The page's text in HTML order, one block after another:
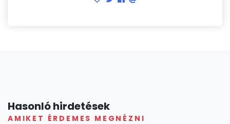
Hasonló hirdetések
AMIKET ÉRDEMES MEGNÉZNI